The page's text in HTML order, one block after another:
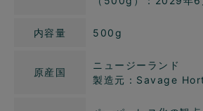
内容量 500g
原産国
ニュージーランド
製造元：Savage